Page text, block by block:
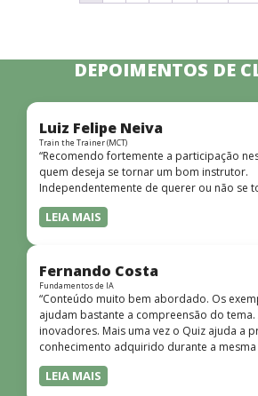
DEPOIMENTOS DE
Luiz Felipe Neiva
Train the Trainer (MCT)
“Recomendo fortemente a participação
quem deseja se tornar um bom instrutor.
Independentemente de querer ou não se
LEIA MAIS
Fernando Costa
Fundamentos de IA
“Conteúdo muito bem abordado. Os
ajudam bastante a compreensão do tema.
inovadores. Mais uma vez o Quiz ajuda a
conhecimento adquirido durante a mesma
LEIA MAIS